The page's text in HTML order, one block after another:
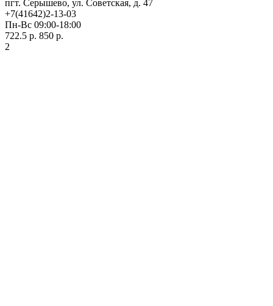
пгт. Серышево, ул. Советская, д. 47
+7(41642)2-13-03
Пн-Вс 09:00-18:00
722.5 р. 850 р.
2